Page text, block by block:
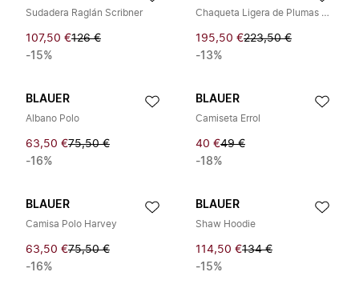
Sudadera Raglán Scribner
107,50 €126 €
-15%
Chaqueta Ligera de Plumas Charles
195,50 €223,50 €
-13%
BLAUER
Albano Polo
63,50 €75,50 €
-16%
BLAUER
Camiseta Errol
40 €49 €
-18%
BLAUER
Camisa Polo Harvey
63,50 €75,50 €
-16%
BLAUER
Shaw Hoodie
114,50 €134 €
-15%